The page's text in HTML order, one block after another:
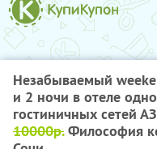
Незабываемый
и 2 ночи в отеле
гостиничных сетей
10000р.Философия